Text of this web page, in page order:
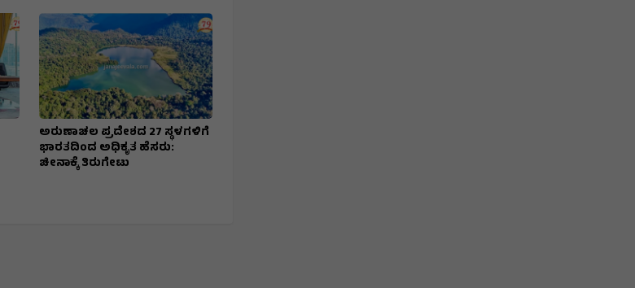
ಅರುಣಾಚಲ ಪ್ರದೇಶದ 27 ಸ್ಥಳಗಳಿಗೆ
ಭಾರತದಿಂದ ಅಧಿಕೃತ ಹೆಸರು:
ಚೀನಾಕ್ಕೆ ತಿರುಗೇಟು